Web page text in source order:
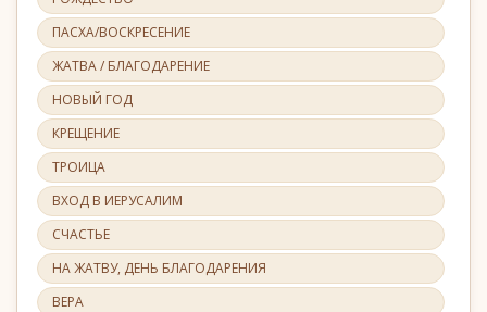
ПАСХА/ВОСКРЕСЕНИЕ
ЖАТВА / БЛАГОДАРЕНИЕ
НОВЫЙ ГОД
КРЕЩЕНИЕ
ТРОИЦА
ВХОД В ИЕРУСАЛИМ
СЧАСТЬЕ
НА ЖАТВУ, ДЕНЬ БЛАГОДАРЕНИЯ
ВЕРА